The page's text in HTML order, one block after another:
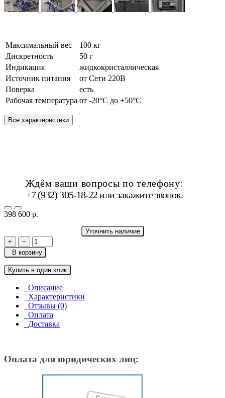
Максимальный вес
100 кг
Дискретность
50 г
Индикация
жидкокристаллическая
Источник питания
от Сети 220В
Поверка
есть
Рабочая температура от -20°C до +50°C
Все характеристики
Ждём ваши вопросы по телефону:
+7 (932) 305-18-22 илизакажите звонок.
398 600 р.
Уточнить наличие
+
−
В корзину
Купить в один клик
Описание
Характеристики
Отзывы (0)
Оплата
Доставка
Оплата для юридических лиц: